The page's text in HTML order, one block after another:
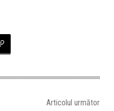
Articolul următor